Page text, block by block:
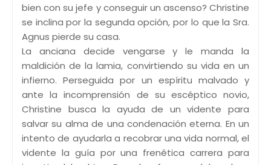
bien con su jefe y conseguir un ascenso? Christine
se inclina por la segunda opción, por lo que la Sra.
Agnus pierde su casa.
La anciana decide vengarse y le manda la
maldición de la lamia, convirtiendo su vida en un
infierno. Perseguida por un espíritu malvado y
ante la incomprensión de su escéptico novio,
Christine busca la ayuda de un vidente para
salvar su alma de una condenación eterna. En un
intento de ayudarla a recobrar una vida normal, el
vidente la guía por una frenética carrera para